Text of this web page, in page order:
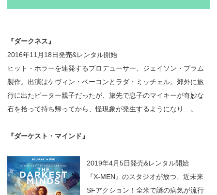
『ダークネス』
2016年11月18日発売&レンタル開始
ヒット・ホラーを連発するプロデューサー、ジェイソン・ブラム
製作。出演はケヴィン・ベーコンとラダ・ミッチェル。郊外に旅
行に出たピーター親子だったが、旅先で息子のマイキーが奇妙な
石を拾って持ち帰ってから、怪現象が発生するようになり…。
『ダーケスト・マインド』
2019年4月5日発売&レンタル開始
『X-MEN』のスタジオが放つ、近未来
SFアクション！全米で謎の病気が流行